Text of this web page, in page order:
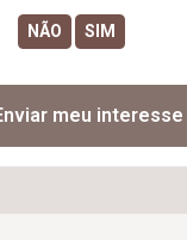
meu interesse